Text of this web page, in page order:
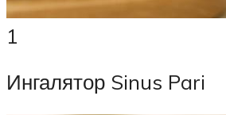
1
Ингалятор Sinus Pari